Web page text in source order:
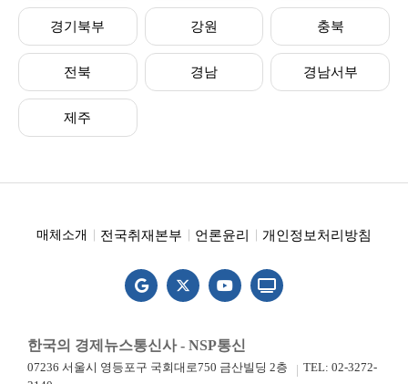
경기북부 강원 충북
전북 경남 경남서부
제주
매체소개 전국취재본부 언론윤리 개인정보처리방침
한국의 경제뉴스통신사 - NSP통신
07236 서울시 영등포구 국회대로750 금산빌딩 2층
TEL: 02-3272-